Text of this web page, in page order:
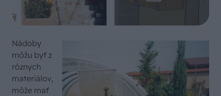
Nádoby
môžu byť z
rôznych
materiálov,
môže mať